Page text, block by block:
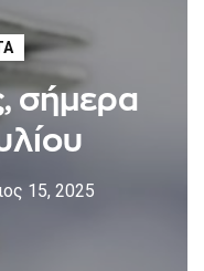
σήμερα
15, 2025